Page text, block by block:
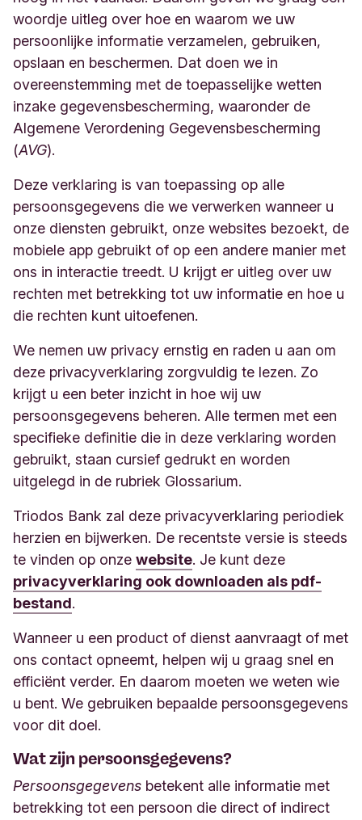
we eenvoudige webstatistieken. Deze informatie is
alleen binnen Triodos Bank NV opgeslagen en te
gebruiken.
wanneer een cookie wordt geplaatst.
Chrome: klik op het sleutelpictogram in de
rechterbovenhoek en kies 'Opties' -
'Geavanceerde opties' - 'Instellingen voor
content' en klik op ‘cookies’: websites houden
geen gegevens bij en voorkomen dat cookies
door derden worden ingesteld.
woordje uitleg over hoe en waarom we uw
persoonlijke informatie verzamelen, gebruiken,
opslaan en beschermen. Dat doen we in
overeenstemming met de toepasselijke wetten
inzake gegevensbescherming, waaronder de
Algemene Verordening Gegevensbescherming
(AVG).
Deze verklaring is van toepassing op alle
persoonsgegevens die we verwerken wanneer u
onze diensten gebruikt, onze websites bezoekt, de
mobiele app gebruikt of op een andere manier met
ons in interactie treedt. U krijgt er uitleg over uw
rechten met betrekking tot uw informatie en hoe u
die rechten kunt uitoefenen.
We nemen uw privacy ernstig en raden u aan om
deze privacyverklaring zorgvuldig te lezen. Zo
krijgt u een beter inzicht in hoe wij uw
persoonsgegevens beheren. Alle termen met een
specifieke definitie die in deze verklaring worden
gebruikt, staan cursief gedrukt en worden
uitgelegd in de rubriek Glossarium.
Triodos Bank zal deze privacyverklaring periodiek
herzien en bijwerken. De recentste versie is steeds
te vinden op onze website. Je kunt deze
privacyverklaring ook downloaden als pdf-
bestand.
Wanneer u een product of dienst aanvraagt of met
ons contact opneemt, helpen wij u graag snel en
efficiënt verder. En daarom moeten we weten wie
u bent. We gebruiken bepaalde persoonsgegevens
voor dit doel.
Wat zijn persoonsgegevens?
Persoonsgegevens betekent alle informatie met
betrekking tot een persoon die direct of indirect